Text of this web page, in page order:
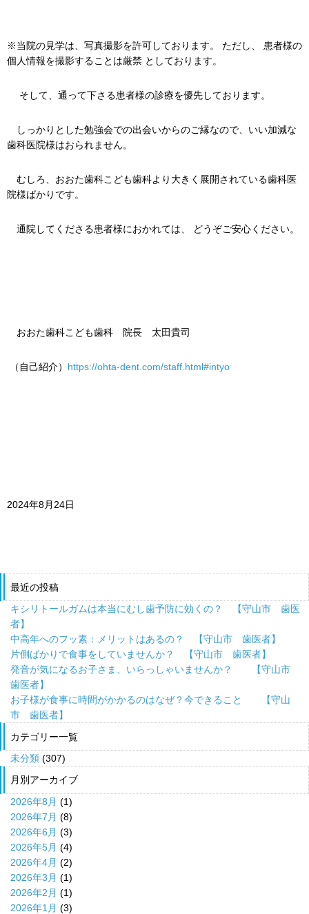
※当院の見学は、写真撮影を許可しております。 ただし、 患者様の
個人情報を撮影することは厳禁 としております。
そして、通って下さる患者様の診療を優先しております。
しっかりとした勉強会での出会いからのご縁なので、いい加減な
歯科医院様はおられません。
むしろ、おおた歯科こども歯科より大きく展開されている歯科医
院様ばかりです。
通院してくださる患者様におかれては、 どうぞご安心ください。
おおた歯科こども歯科 院長 太田貴司
（自己紹介） https://ohta-dent.com/staff.html#intyo
2024年8月24日
最近の投稿
キシリトールガムは本当にむし歯予防に効くの？ 【守山市 歯医
者】
中高年へのフッ素：メリットはあるの？ 【守山市 歯医者】
片側ばかりで食事をしていませんか？ 【守山市 歯医者】
発音が気になるお子さま、いらっしゃいませんか？ 【守山市
歯医者】
お子様が食事に時間がかかるのはなぜ？今できること 【守山
市 歯医者】
カテゴリー一覧
未分類 (307)
月別アーカイブ
2026年8月 (1)
2026年7月 (8)
2026年6月 (3)
2026年5月 (4)
2026年4月 (2)
2026年3月 (1)
2026年2月 (1)
2026年1月 (3)